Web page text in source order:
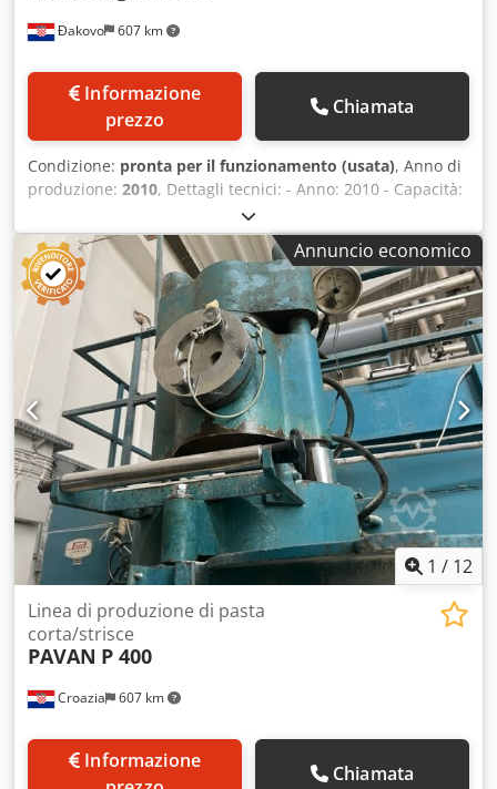
Đakovo 607 km
prezzo
Chiamata
Condizione: pronta per il funzionamento (usata), Anno di
produzione: 2010, Dettagli tecnici: - Anno: 2010 - Capacità:
300 kg/h Chedpfxjyyapfj Afpea Linea completa con unità di
confezionamento automatica! Condizioni perfette.
Annuncio economico
1 / 12
Croazia 607 km
Linea di produzione di pasta
corta/strisce
PAVAN P 400
Chiamata